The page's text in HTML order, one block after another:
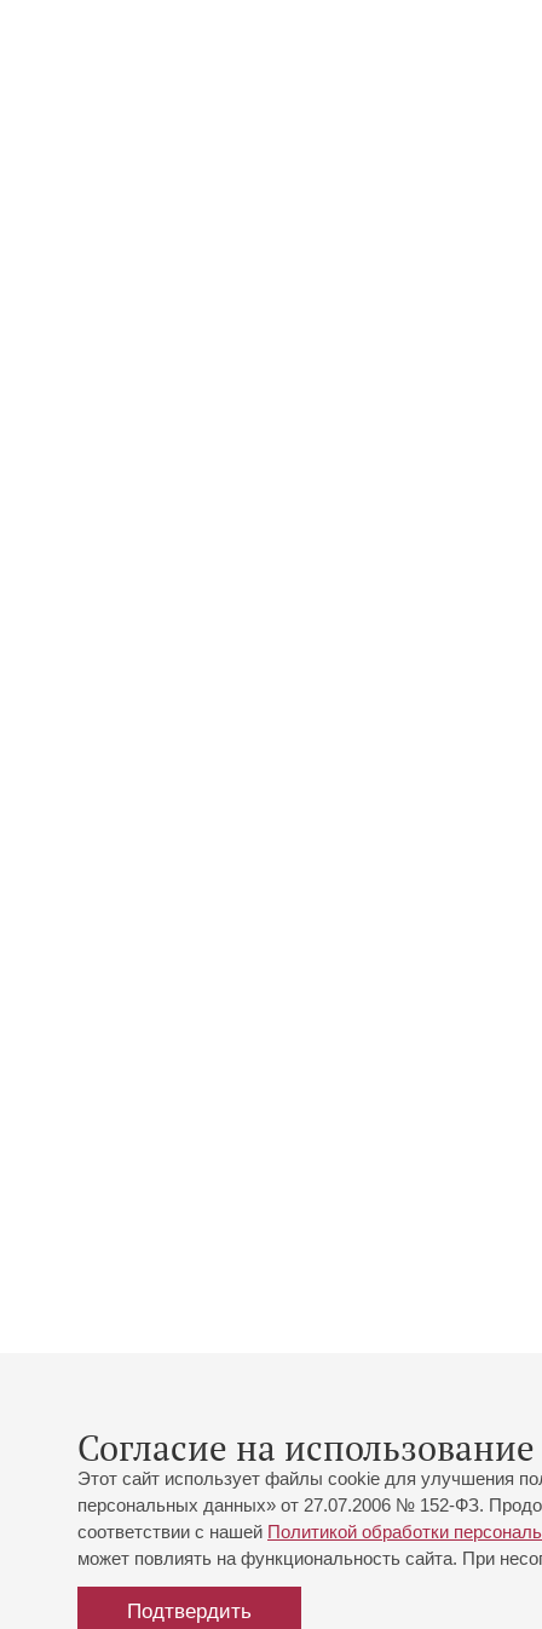
Согласие на
Этот сайт использует файлы cookie для улучшения
персональных данных» от 27.07.2006 № 152-ФЗ.
соответствии с нашей Политикой обработки
может повлиять на функциональность сайта. При
Подтвердить